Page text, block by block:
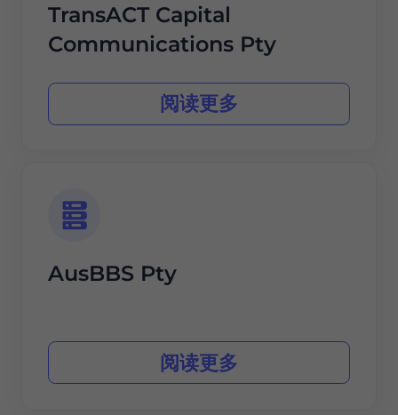
TransACT Capital
Communications Pty
阅读更多
AusBBS Pty
阅读更多